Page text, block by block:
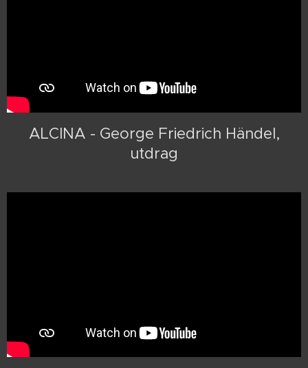
ALCINA - George Friedrich Händel,
utdrag